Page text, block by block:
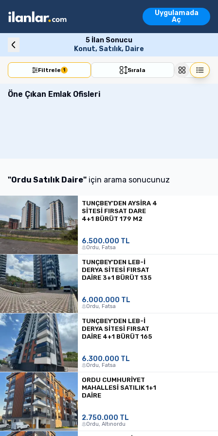
Uygulamada
Aç
Vasıta İlanlarıKonutArsa
5 İlan Sonucu
Konut, Satılık, Daire
Filtrele 1 Sırala
Öne Çıkan Emlak Ofisleri
"Ordu Satılık Daire" için arama sonucunuz
TUNÇBEY'DEN AYSİRA 4
SİTESİ FIRSAT DARE
4+1 BÜRÜT 179 M2
6.500.000 TL
Ordu, Fatsa
TUNÇBEY'DEN LEB-İ
DERYA SİTESİ FIRSAT
DAİRE 3+1 BÜRÜT 135
6.000.000 TL
Ordu, Fatsa
TUNÇBEY'DEN LEB-İ
DERYA SİTESİ FIRSAT
DAİRE 4+1 BÜRÜT 165
6.300.000 TL
Ordu, Fatsa
ORDU CUMHURIYET
MAHALLESI SATILIK 1+1
DAIRE
2.750.000 TL
Ordu, Altınordu
Emlak İlanları